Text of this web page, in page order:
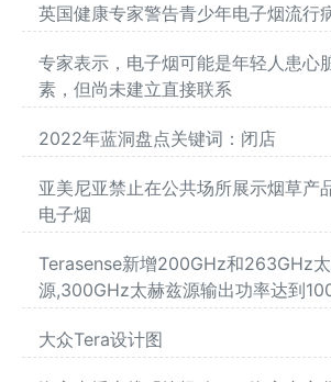
英国健康专家警告青少年电子烟流行
专家表示，电子烟可能是年轻人患心
素，但尚未建立直接联系
2022年蓝洞盘点关键词：闭店
亚美尼亚禁止在公共场所展示烟草产
电子烟
Terasense新增200GHz和263GHz
源,300GHz太赫兹源输出功率达到
大众Tera设计图